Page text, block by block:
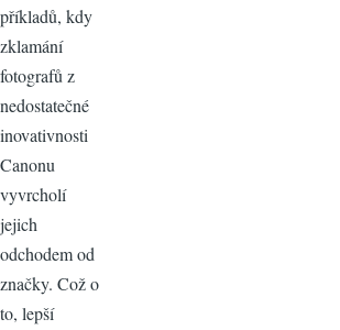
příkladů, kdy
zklamání
fotografů z
nedostatečné
inovativnosti
Canonu
vyvrcholí
jejich
odchodem od
značky. Což o
to, lepší